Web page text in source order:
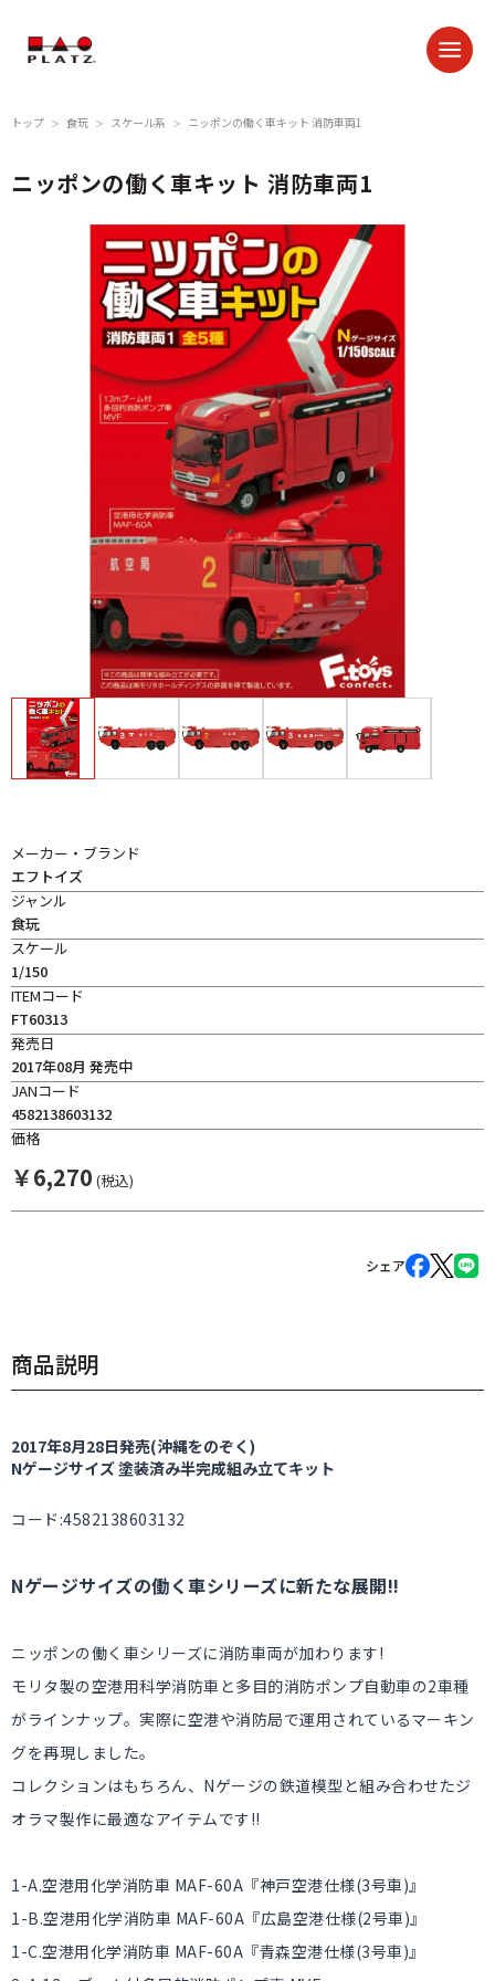
トップ ＞ 食玩 ＞ スケール系 ＞ ニッポンの働く車キット 消防車両1
ニッポンの働く車キット 消防車両1
メーカー・ブランド
エフトイズ
ジャンル
食玩
スケール
1/150
ITEMコード
FT60313
発売日
2017年08月 発売中
JANコード
4582138603132
価格
￥6,270 (税込)
シェア
商品説明
2017年8月28日発売(沖縄をのぞく)
Nゲージサイズ 塗装済み半完成組み立てキット
コード:4582138603132
Nゲージサイズの働く車シリーズに新たな展開!!
ニッポンの働く車シリーズに消防車両が加わります!
モリタ製の空港用科学消防車と多目的消防ポンプ自動車の2車種
がラインナップ。実際に空港や消防局で運用されているマーキン
グを再現しました。
コレクションはもちろん、Nゲージの鉄道模型と組み合わせたジ
オラマ製作に最適なアイテムです!!
1-A.空港用化学消防車 MAF-60A『神戸空港仕様(3号車)』
1-B.空港用化学消防車 MAF-60A『広島空港仕様(2号車)』
1-C.空港用化学消防車 MAF-60A『青森空港仕様(3号車)』